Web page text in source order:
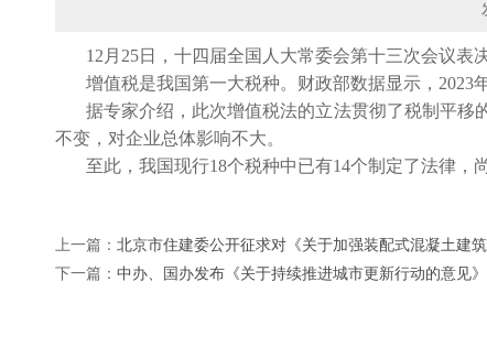
12月25日，十四届全国人大常委会第十三次会议表
增值税是我国第一大税种。财政部数据显示，2023
据专家介绍，此次增值税法的立法贯彻了税制平
不变，对企业总体影响不大。
至此，我国现行18个税种中已有14个制定了法律，
上一篇： 北京市住建委公开征求对《关于加强装配式混凝土建
下一篇： 中办、国办发布《关于持续推进城市更新行动的意见》